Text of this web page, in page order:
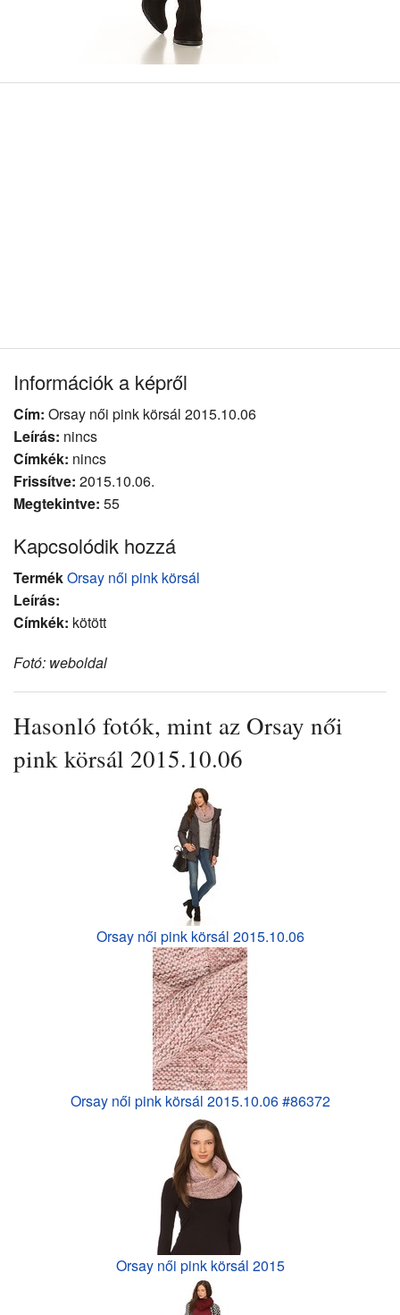
Információk a képről
Cím: Orsay női pink körsál 2015.10.06
Leírás: nincs
Címkék: nincs
Frissítve: 2015.10.06.
Megtekintve: 55
Kapcsolódik hozzá
TermékOrsay női pink körsál
Leírás:
Címkék: kötött
Fotó: weboldal
Hasonló fotók, mint az Orsay női
pink körsál 2015.10.06
Orsay női pink körsál 2015.10.06
Orsay női pink körsál 2015.10.06 #86372
Orsay női pink körsál 2015